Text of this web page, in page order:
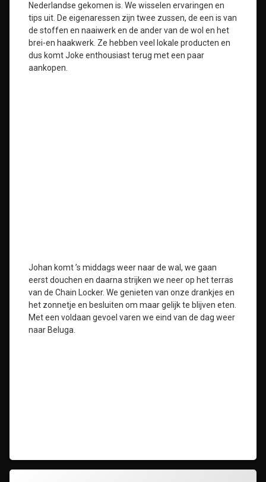
Nederlandse gekomen is. We wisselen ervaringen en
tips uit. De eigenaressen zijn twee zussen, de een is van
de stoffen en naaiwerk en de ander van de wol en het
brei-en haakwerk. Ze hebben veel lokale producten en
dus komt Joke enthousiast terug met een paar
aankopen.
Johan komt ’s middags weer naar de wal, we gaan
eerst douchen en daarna strijken we neer op het terras
van de Chain Locker. We genieten van onze drankjes en
het zonnetje en besluiten om maar gelijk te blijven eten.
Met een voldaan gevoel varen we eind van de dag weer
naar Beluga.